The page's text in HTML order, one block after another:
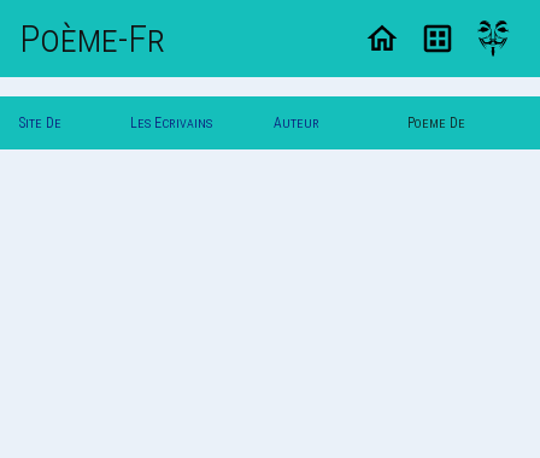
Poème-Fr
Site De Les Ecrivains Auteur Poeme De